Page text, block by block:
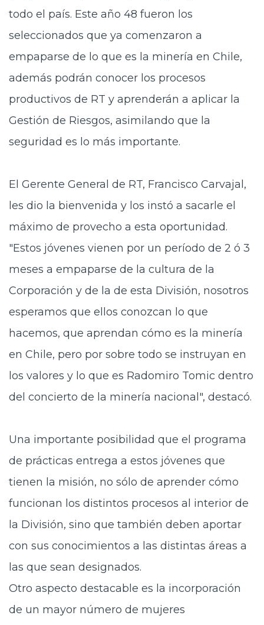
todo el país. Este año 48 fueron los
seleccionados que ya comenzaron a
empaparse de lo que es la minería en Chile,
además podrán conocer los procesos
productivos de RT y aprenderán a aplicar la
Gestión de Riesgos, asimilando que la
seguridad es lo más importante.
El Gerente General de RT, Francisco Carvajal,
les dio la bienvenida y los instó a sacarle el
máximo de provecho a esta oportunidad.
"Estos jóvenes vienen por un período de 2 ó 3
meses a empaparse de la cultura de la
Corporación y de la de esta División, nosotros
esperamos que ellos conozcan lo que
hacemos, que aprendan cómo es la minería
en Chile, pero por sobre todo se instruyan en
los valores y lo que es Radomiro Tomic dentro
del concierto de la minería nacional", destacó.
Una importante posibilidad que el programa
de prácticas entrega a estos jóvenes que
tienen la misión, no sólo de aprender cómo
funcionan los distintos procesos al interior de
la División, sino que también deben aportar
con sus conocimientos a las distintas áreas a
las que sean designados.
Otro aspecto destacable es la incorporación
de un mayor número de mujeres